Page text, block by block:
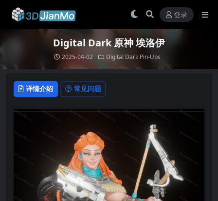
登录
Digital Dark 原神 埃洛伊
2025-04-02 Digital Dark Pin-Ups
详情介绍 常见问题